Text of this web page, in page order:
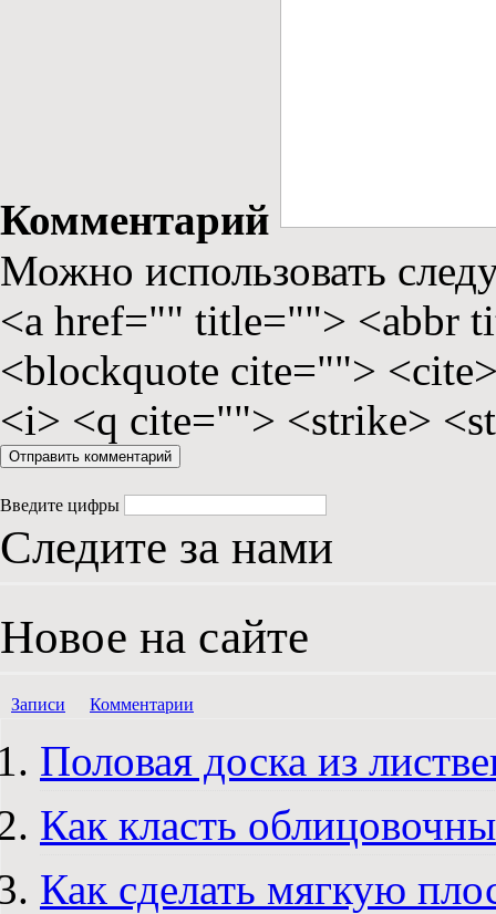
Комментарий
Можно использовать
<a href="" title=""> <abbr
<blockquote cite="">
<i> <q cite=""> <strike>
Введите цифры
Следите за нами
Новое на сайте
Записи Комментарии
Половая доска из
Как класть
Как сделать мягкую